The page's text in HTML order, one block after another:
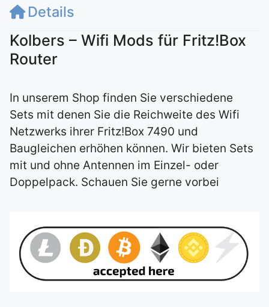
Details
Kolbers – Wifi Mods für Fritz!Box
Router
In unserem Shop finden Sie verschiedene
Sets mit denen Sie die Reichweite des Wifi
Netzwerks ihrer Fritz!Box 7490 und
Baugleichen erhöhen können. Wir bieten Sets
mit und ohne Antennen im Einzel- oder
Doppelpack. Schauen Sie gerne vorbei